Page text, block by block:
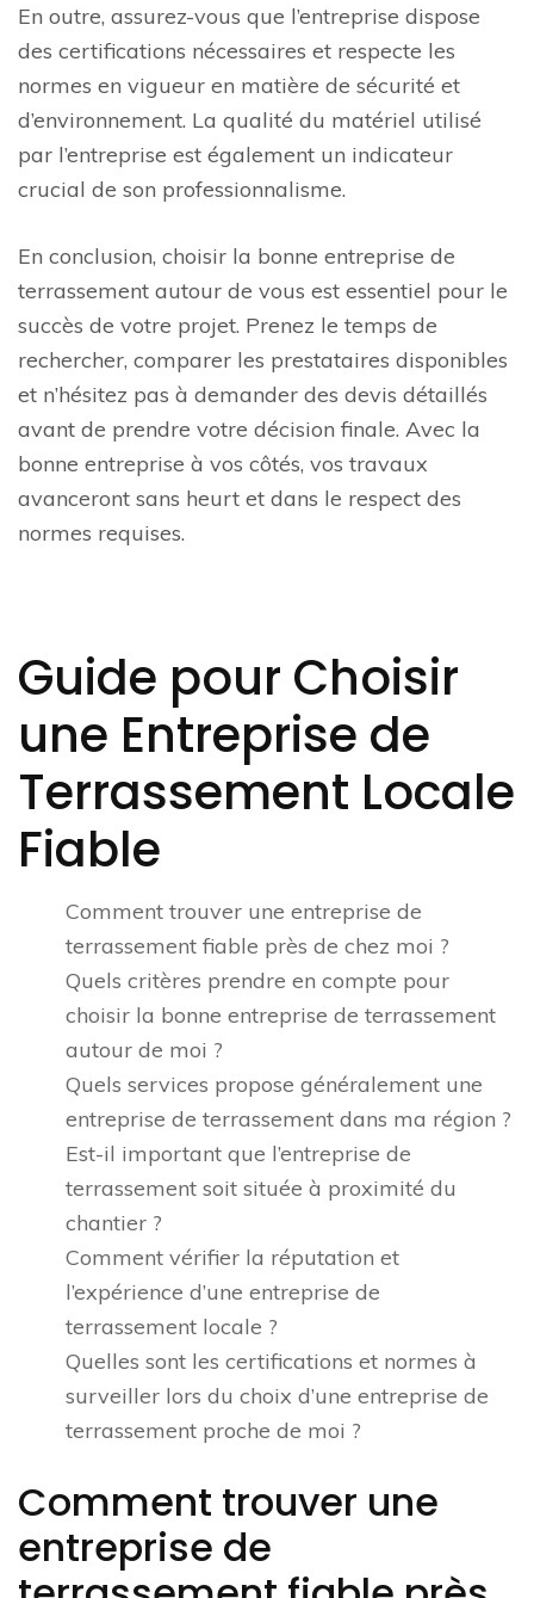
En outre, assurez-vous que l’entreprise dispose
des certifications nécessaires et respecte les
normes en vigueur en matière de sécurité et
d’environnement. La qualité du matériel utilisé
par l’entreprise est également un indicateur
crucial de son professionnalisme.
En conclusion, choisir la bonne entreprise de
terrassement autour de vous est essentiel pour le
succès de votre projet. Prenez le temps de
rechercher, comparer les prestataires disponibles
et n’hésitez pas à demander des devis détaillés
avant de prendre votre décision finale. Avec la
bonne entreprise à vos côtés, vos travaux
avanceront sans heurt et dans le respect des
normes requises.
Guide pour Choisir
une Entreprise de
Terrassement Locale
Fiable
Comment trouver une entreprise de
terrassement fiable près de chez moi ?
Quels critères prendre en compte pour
choisir la bonne entreprise de terrassement
autour de moi ?
Quels services propose généralement une
entreprise de terrassement dans ma région ?
Est-il important que l’entreprise de
terrassement soit située à proximité du
chantier ?
Comment vérifier la réputation et
l’expérience d’une entreprise de
terrassement locale ?
Quelles sont les certifications et normes à
surveiller lors du choix d’une entreprise de
terrassement proche de moi ?
Comment trouver une
entreprise de